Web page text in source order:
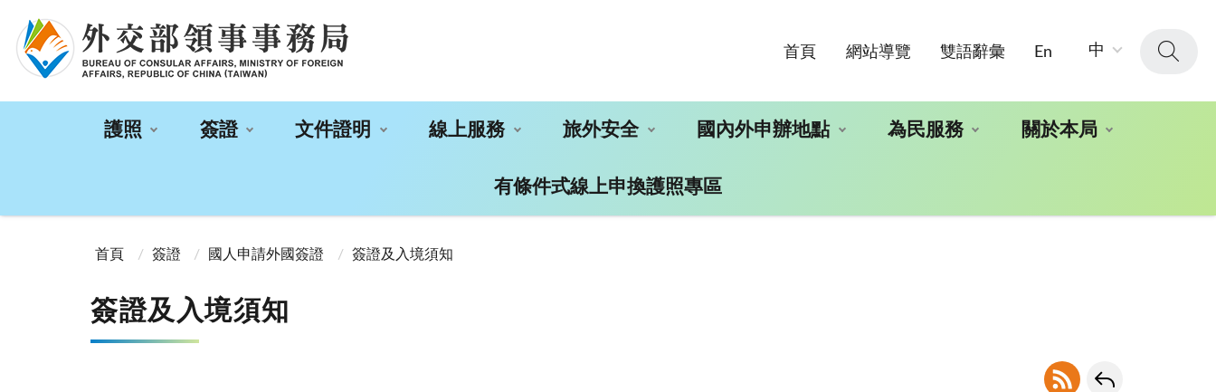
首頁 網站導覽 雙語辭彙 En 中
護照 簽證 文件證明 線上服務 旅外安全 國內外申辦地點 為民服務 關於本局
有條件式線上申換護照專區
首頁
簽證 國人申請外國簽證 簽證及入境須知
簽證及入境須知